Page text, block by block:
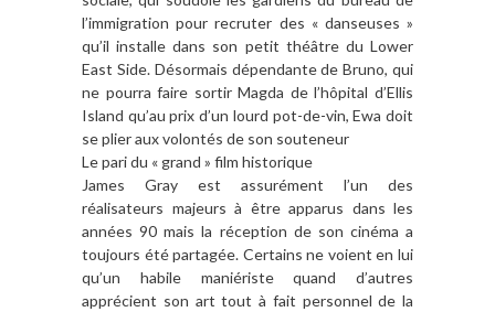
l’immigration pour recruter des « danseuses »
qu’il installe dans son petit théâtre du Lower
East Side. Désormais dépendante de Bruno, qui
ne pourra faire sortir Magda de l’hôpital d’Ellis
Island qu’au prix d’un lourd pot-de-vin, Ewa doit
se plier aux volontés de son souteneur
Le pari du « grand » film historique
James Gray est assurément l’un des
réalisateurs majeurs à être apparus dans les
années 90 mais la réception de son cinéma a
toujours été partagée. Certains ne voient en lui
qu’un habile maniériste quand d’autres
apprécient son art tout à fait personnel de la